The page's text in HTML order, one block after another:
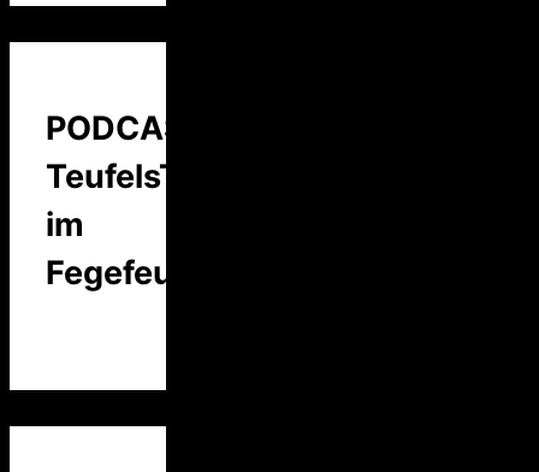
PODCAST:
TeufelsTalk
im
Fegefeuer